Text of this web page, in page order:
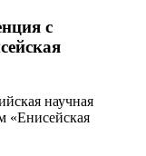
с
научная
«Енисейская